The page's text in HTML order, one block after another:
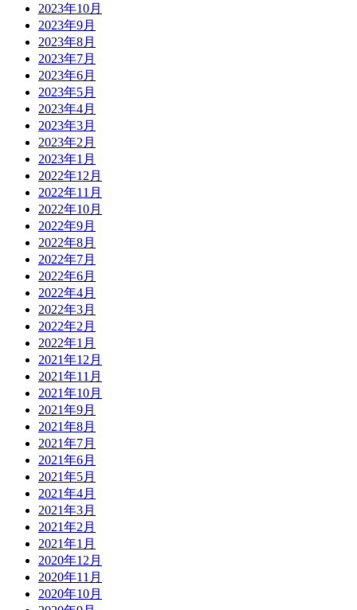
2023年10月
2023年9月
2023年8月
2023年7月
2023年6月
2023年5月
2023年4月
2023年3月
2023年2月
2023年1月
2022年12月
2022年11月
2022年10月
2022年9月
2022年8月
2022年7月
2022年6月
2022年4月
2022年3月
2022年2月
2022年1月
2021年12月
2021年11月
2021年10月
2021年9月
2021年8月
2021年7月
2021年6月
2021年5月
2021年4月
2021年3月
2021年2月
2021年1月
2020年12月
2020年11月
2020年10月